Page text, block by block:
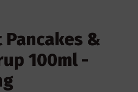
&
100ml -